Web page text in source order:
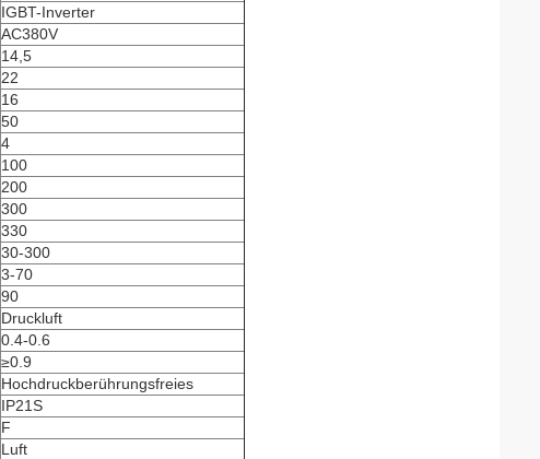
IGBT-Inverter
AC380V
14,5
22
16
50
4
100
200
300
330
30-300
3-70
90
Druckluft
0.4-0.6
≥0.9
Hochdruckberührungsfreies
IP21S
F
Luft